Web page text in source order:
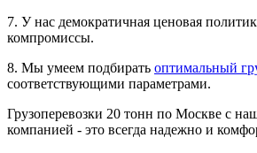
7. У нас демократичная ценовая
компромиссы.
8. Мы умеем подбирать оптимальный
соответствующими параметрами.
Грузоперевозки 20 тонн по Москве с
компанией - это всегда надежно и